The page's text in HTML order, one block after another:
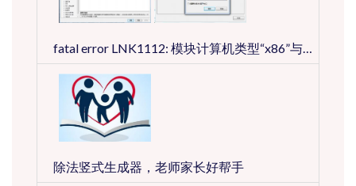
fatal error LNK1112: 模块计算机类型“x86”与目标计算机类型“x64”冲突
除法竖式生成器，老师家长好帮手